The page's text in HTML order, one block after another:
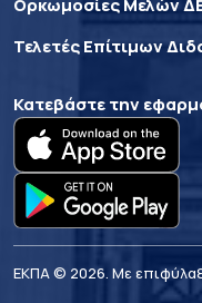
Ορκωμοσίες Μελών
Τελετές Επίτιμων
Κατεβάστε την
ΕΚΠΑ © 2026. Με